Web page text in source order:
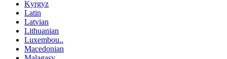
Kyrgyz
Latin
Latvian
Lithuanian
Luxembou..
Macedonian